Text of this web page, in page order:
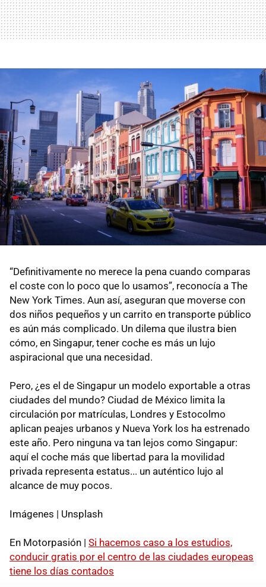
“Definitivamente no merece la pena cuando comparas
el coste con lo poco que lo usamos”, reconocía a The
New York Times. Aun así, aseguran que moverse con
dos niños pequeños y un carrito en transporte público
es aún más complicado. Un dilema que ilustra bien
cómo, en Singapur, tener coche es más un lujo
aspiracional que una necesidad.
Pero, ¿es el de Singapur un modelo exportable a otras
ciudades del mundo? Ciudad de México limita la
circulación por matrículas, Londres y Estocolmo
aplican peajes urbanos y Nueva York los ha estrenado
este año. Pero ninguna va tan lejos como Singapur:
aquí el coche más que libertad para la movilidad
privada representa estatus... un auténtico lujo al
alcance de muy pocos.
Imágenes | Unsplash
En Motorpasión | Si hacemos caso a los estudios,
conducir gratis por el centro de las ciudades europeas
tiene los días contados